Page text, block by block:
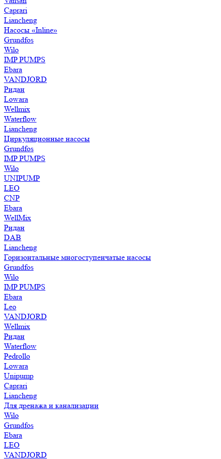
Caprari
Liancheng
Насосы «Inline»
Grundfos
Wilo
IMP PUMPS
Ebara
VANDJORD
Ридан
Lowara
Wellmix
Waterflow
Liancheng
Циркуляционные насосы
Grundfos
IMP PUMPS
Wilo
UNIPUMP
LEO
CNP
Ebara
WellMix
Ридан
DAB
Liancheng
Горизонтальные многоступенчатые насосы
Grundfos
Wilo
IMP PUMPS
Ebara
Leo
VANDJORD
Wellmix
Ридан
Waterflow
Pedrollo
Lowara
Unipump
Caprari
Liancheng
Для дренажа и канализации
Wilo
Grundfos
Ebara
LEO
VANDJORD